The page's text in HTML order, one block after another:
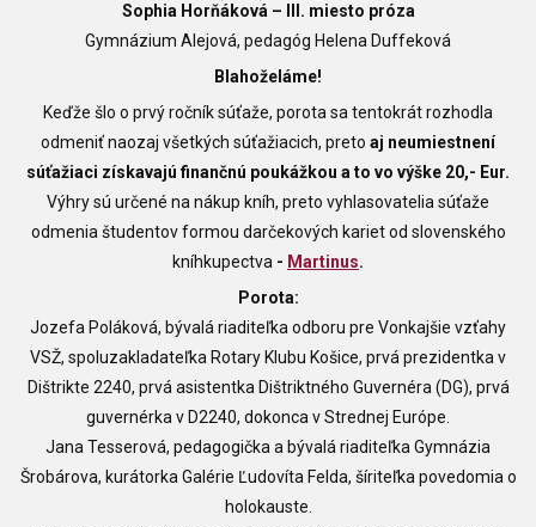
Sophia Horňáková – III. miesto próza
Gymnázium Alejová, pedagóg Helena Duffeková
Blahoželáme!
Keďže šlo o prvý ročník súťaže, porota sa tentokrát rozhodla
odmeniť naozaj všetkých súťažiacich, preto aj neumiestnení
súťažiaci získavajú finančnú poukážkou a to vo výške 20,- Eur.
Výhry sú určené na nákup kníh, preto vyhlasovatelia súťaže
odmenia študentov formou darčekových kariet od slovenského
kníhkupectva - Martinus.
Porota:
Jozefa Poláková, bývalá riaditeľka odboru pre Vonkajšie vzťahy
VSŽ, spoluzakladateľka Rotary Klubu Košice, prvá prezidentka v
Dištrikte 2240, prvá asistentka Dištriktného Guvernéra (DG), prvá
guvernérka v D2240, dokonca v Strednej Európe.
Jana Tesserová, pedagogička a bývalá riaditeľka Gymnázia
Šrobárova, kurátorka Galérie Ľudovíta Felda, šíriteľka povedomia o
holokauste.